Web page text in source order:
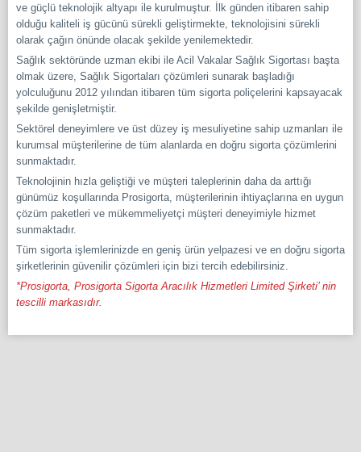
ve güçlü teknolojik altyapı ile kurulmuştur. İlk günden itibaren sahip
olduğu kaliteli iş gücünü sürekli geliştirmekte, teknolojisini sürekli
olarak çağın önünde olacak şekilde yenilemektedir.
Sağlık sektöründe uzman ekibi ile Acil Vakalar Sağlık Sigortası başta
olmak üzere, Sağlık Sigortaları çözümleri sunarak başladığı
yolculuğunu 2012 yılından itibaren tüm sigorta poliçelerini kapsayacak
şekilde genişletmiştir.
Sektörel deneyimlere ve üst düzey iş mesuliyetine sahip uzmanları ile
kurumsal müşterilerine de tüm alanlarda en doğru sigorta çözümlerini
sunmaktadır.
Teknolojinin hızla geliştiği ve müşteri taleplerinin daha da arttığı
günümüz koşullarında Prosigorta, müşterilerinin ihtiyaçlarına en uygun
çözüm paketleri ve mükemmeliyetçi müşteri deneyimiyle hizmet
sunmaktadır.
Tüm sigorta işlemlerinizde en geniş ürün yelpazesi ve en doğru sigorta
şirketlerinin güvenilir çözümleri için bizi tercih edebilirsiniz.
*Prosigorta, Prosigorta Sigorta Aracılık Hizmetleri Limited Şirketi’ nin
tescilli markasıdır.